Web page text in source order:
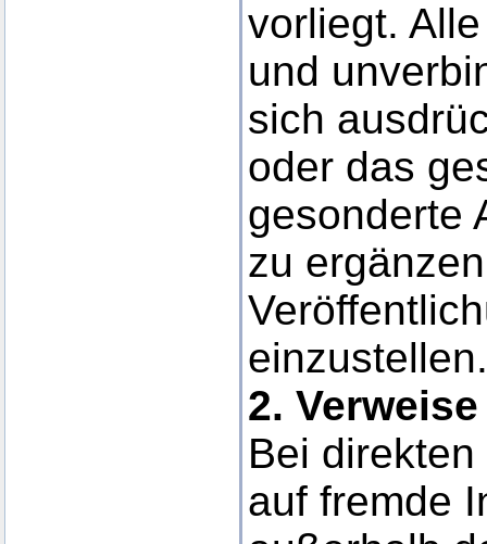
vorliegt.
und
sich
oder das
gesonderte
zu
einzustellen.
2.
Bei
auf fremde